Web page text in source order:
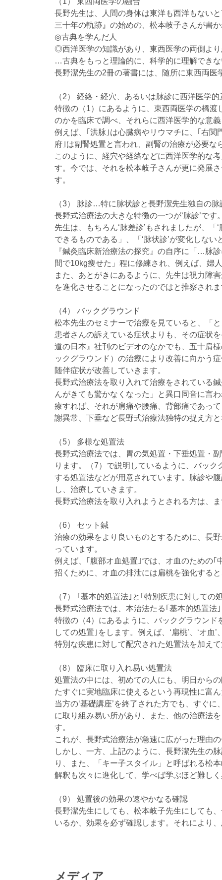
長野先生は、人間の身体は東洋も西洋もない
三十年の軌跡』の始めの、松本岐子さんが書
◎古典を学んだ人
◎西洋医学の知識があり、東西医学の両側よ
…古典をもっと理論的に、科学的に理解でき
長野潔先生の2冊の著書には、随所に東西両
（2） 経絡・経穴、あるいは脉診に西洋医学
特徴の（1）にあるように、東西両医学の橋
のかを臨床で調べ、それらに西洋医学的な意
例えば、｢洪脉｣は心臓病やリウマチに、｢右
府｣は副腎処置と言われ、副腎の治療が必要
このように、経穴や経絡などに西洋医学的な
す。今では、それを松本岐子さんが更に発展
す。
（3） 脉診…特に脉状診と長野潔先生独自の脉
長野式治療法の大きな特徴の一つが‘脉診’です
先生は、もちろん‘脉差診’もされましたが、
できるものである」、「‘脉状診’が変化しな
『鍼灸臨床新治療法の探究』の自序に「…脉
間で10kg痩せた」程に修練され、例えば、婦
また、あとがきにあるように、先生は視力障
を進化させることになったのではと推察され
（4） バックグラウンド
松本先生のセミナーで治療を見ていると、「
患者さんの訴えている症状よりも、その症状
道の日本』社刊のビデオのなかでも、五十肩
ックグラウンド）の治療により改善に向かう
随伴症状が改善していきます。
長野式治療法を取り入れて治療をされている
んがきても驚かなくなった」と異口同音に言
療すれば、それが肩痛や腰痛、背部痛であっ
謝異常、下垂など長野式治療法独特の捉え方
（5） 多様な処置法
長野式治療法では、胃の気処置・下垂処置・
ります。（7）で説明しているように、バッ
する処置法などが用意されています。脉診や
し、治療していきます。
長野式治療法を取り入れようとされる方は、
（6） セット鍼
治療の効果をより良いものとするために、長
っています。
例えば、｢腹部オ血処置｣では、オ血のための
招くために、オ血の排泄には扁桃を強化する
（7） ｢基本的処置法｣と｢特別疾患に対しての
長野式治療法では、本治法たる｢基本的処置
特徴の（4）にあるように、バックグラウン
しての処置｣をします。例えば、‘扁桃’、‘オ
特別な疾患に対して配穴された処置法を加え
（8） 臨床に取り入れ易い処置法
処置法の中には、初めての人にも、明日から
たすぐに実地臨床に使えるという再現性に富
当方の‘基礎講座’を終了された方でも、すぐ
に取り組み易い所があり、また、他の治療法
す。
これが、長野式治療法が急速に広がった理由
しかし、一方、上記のように、長野潔先生の
り、また、「キー子スタイル」と呼ばれる松
解釈も次々に進化して、学べば学ぶほど難し
（9） 処置後の効果の速やかなる確認
長野潔先生にしても、松本岐子先生にしても
いるか、効果を必ず確認します。それにより
メディア